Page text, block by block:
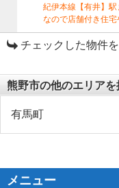
紀伊本線【有井】
なので店舗付き住
チェックした物件を
熊野市の他のエリアを
有馬町
メニュー